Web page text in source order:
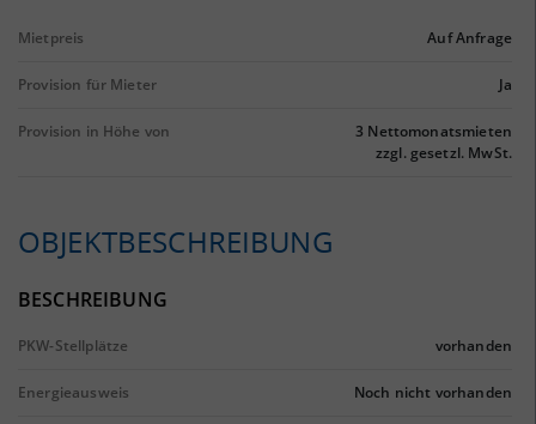
Mietpreis Auf Anfrage
Provision für Mieter Ja
Provision in Höhe von
3 Nettomonatsmieten
zzgl. gesetzl. MwSt.
OBJEKTBESCHREIBUNG
BESCHREIBUNG
PKW-Stellplätze vorhanden
Energieausweis Noch nicht vorhanden